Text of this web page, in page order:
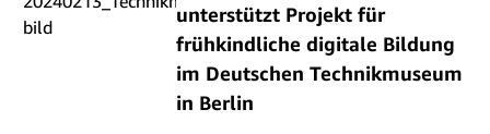
unterstützt Projekt für
frühkindliche digitale Bildung
im Deutschen Technikmuseum
in Berlin